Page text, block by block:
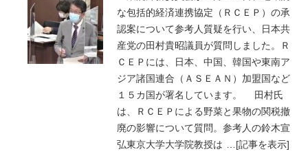
な包括的経済連携協定（ＲＣＥＰ）の承
認案について参考人質疑を行い、日本共
産党の田村貴昭議員が質問しました。Ｒ
ＣＥＰには、日本、中国、韓国や東南ア
ジア諸国連合（ＡＳＥＡＮ）加盟国など
１５カ国が署名しています。 田村氏
は、ＲＣＥＰによる野菜と果物の関税撤
廃の影響について質問。参考人の鈴木宣
弘東京大学大学院教授は … [記事を表示]